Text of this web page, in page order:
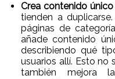
Crea contenido
tienden a
páginas de
añade contenido
describiendo qué
usuarios allí. Esto no
también mejora